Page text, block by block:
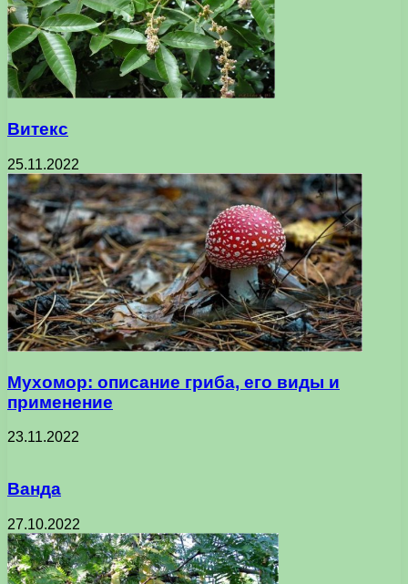
Витекс
25.11.2022
Мухомор: описание гриба, его виды и
применение
23.11.2022
Ванда
27.10.2022